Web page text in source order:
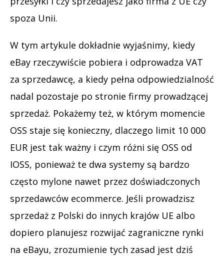
spoza Unii.
W tym artykule dokładnie wyjaśnimy, kiedy
eBay rzeczywiście pobiera i odprowadza VAT
za sprzedawcę, a kiedy pełna odpowiedzialność
nadal pozostaje po stronie firmy prowadzącej
sprzedaż. Pokażemy też, w którym momencie
OSS staje się konieczny, dlaczego limit 10 000
EUR jest tak ważny i czym różni się OSS od
IOSS, ponieważ te dwa systemy są bardzo
często mylone nawet przez doświadczonych
sprzedawców ecommerce. Jeśli prowadzisz
sprzedaż z Polski do innych krajów UE albo
dopiero planujesz rozwijać zagraniczne rynki
na eBayu, zrozumienie tych zasad jest dziś